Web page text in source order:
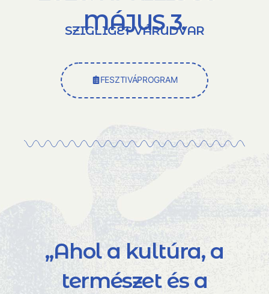
MÁJUS 3.
SZIGLIGET VÁRUDVAR
FESZTIVÁPROGRAM
„Ahol a kultúra, a
természet és a